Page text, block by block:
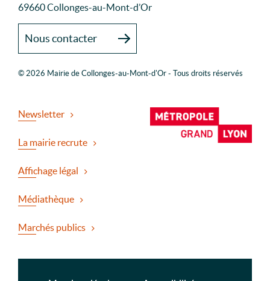
69660 Collonges-au-Mont-d’Or
Nous contacter
© 2026 Mairie de Collonges-au-Mont-d'Or - Tous droits réservés
Newsletter
La mairie recrute
Affichage légal
Médiathèque
Marchés publics